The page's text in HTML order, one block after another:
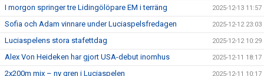
I morgon springer tre Lidingölöpare EM i terräng 2025-12-13 11:57
Sofia och Adam vinnare under Luciaspelsfredagen 2025-12-12 23:03
Luciaspelens stora stafettdag 2025-12-12 10:29
Alex Von Heideken har gjort USA-debut inomhus 2025-12-11 18:17
2x200m mix – ny gren i Luciaspelen 2025-12-11 10:17